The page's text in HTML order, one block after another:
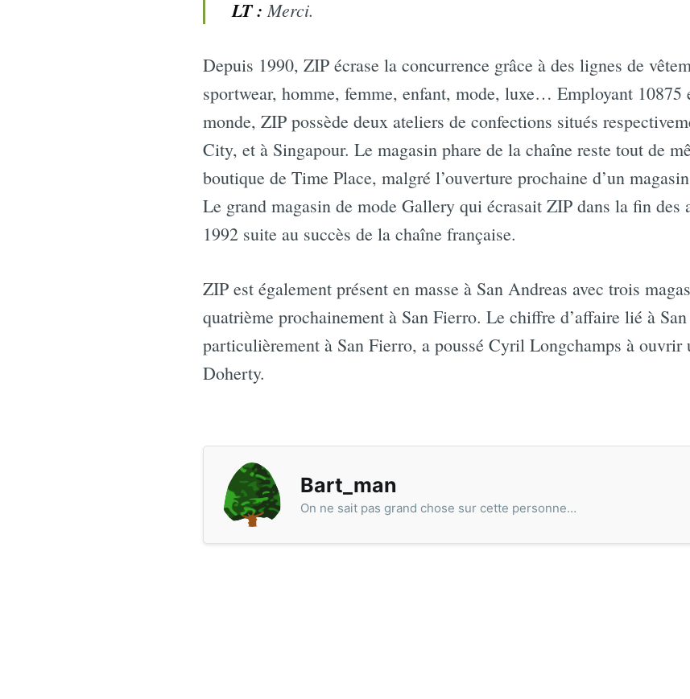
LT : Merci.
Depuis 1990, ZIP écrase la concurrence grâce à des lignes de
sportwear, homme, femme, enfant, mode, luxe… Employant 10875
monde, ZIP possède deux ateliers de confections situés
City, et à Singapour. Le magasin phare de la chaîne reste tout de
boutique de Time Place, malgré l’ouverture prochaine d’un
Le grand magasin de mode Gallery qui écrasait ZIP dans la fin des
1992 suite au succès de la chaîne française.
ZIP est également présent en masse à San Andreas avec trois
quatrième prochainement à San Fierro. Le chiffre d’affaire lié à
particulièrement à San Fierro, a poussé Cyril Longchamps à ouvrir
Doherty.
Bart_man
On ne sait pas grand chose sur cette personne…